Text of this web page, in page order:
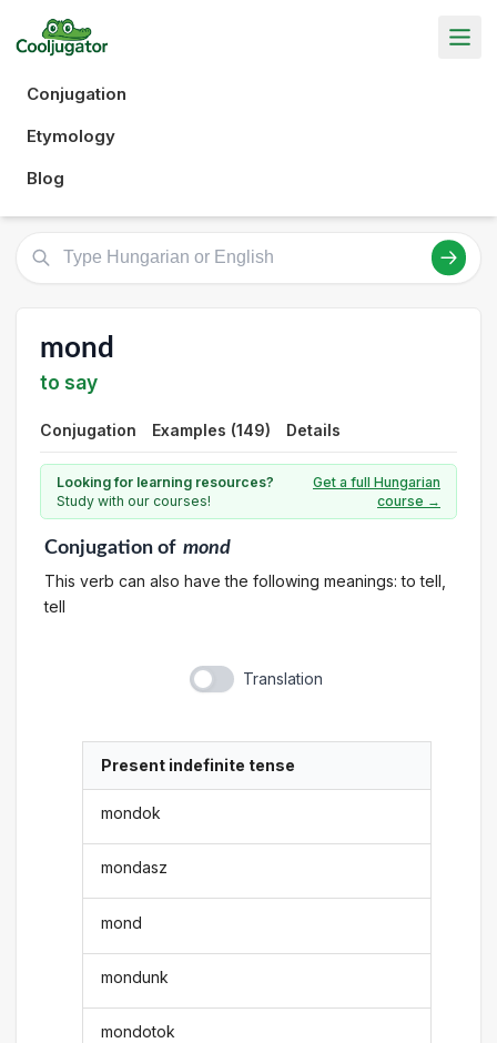
Conjugation
Etymology
Blog
mond
to say
Conjugation Examples (149) Details
Looking for learning resources?
Study with our courses!
Get a full Hungarian
course →
Conjugationof mond
This verb can also have the following meanings: to tell,
tell
Translation
Present indefinite tense
mondok
mondasz
mond
mondunk
mondotok